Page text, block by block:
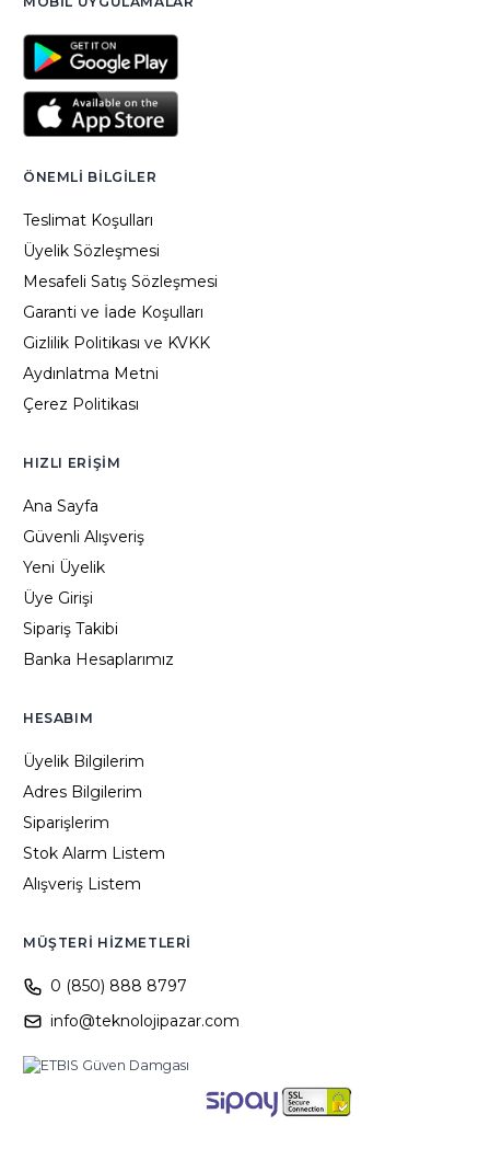
ÖNEMLI BILGILER
Teslimat Koşulları
Üyelik Sözleşmesi
Mesafeli Satış Sözleşmesi
Garanti ve İade Koşulları
Gizlilik Politikası ve KVKK
Aydınlatma Metni
Çerez Politikası
HIZLI ERIŞIM
Ana Sayfa
Güvenli Alışveriş
Yeni Üyelik
Üye Girişi
Sipariş Takibi
Banka Hesaplarımız
HESABIM
Üyelik Bilgilerim
Adres Bilgilerim
Siparişlerim
Stok Alarm Listem
Alışveriş Listem
MÜŞTERI HIZMETLERI
0 (850) 888 8797
info@teknolojipazar.com